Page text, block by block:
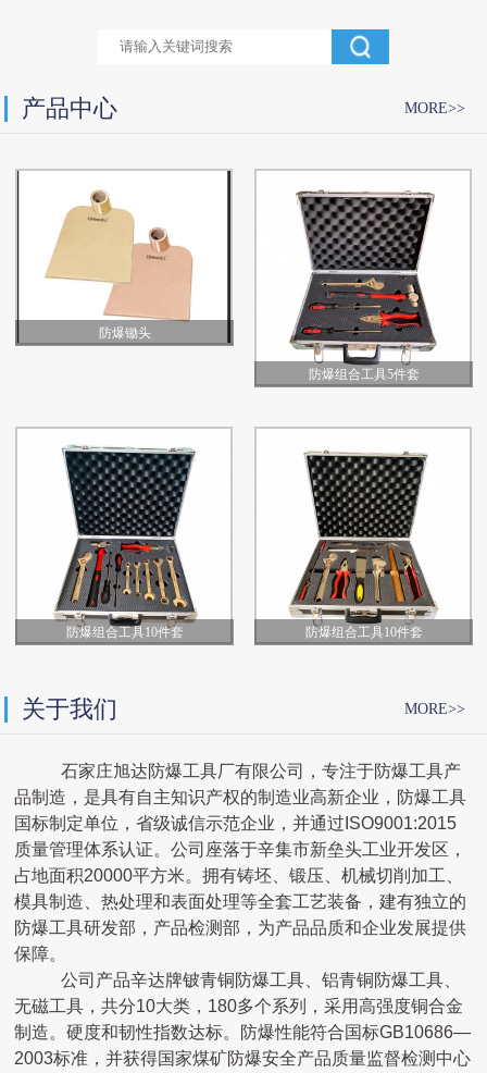
产品中心 MORE>>
防爆锄头
防爆组合工具5件套
防爆组合工具10件套 防爆组合工具10件套
关于我们 MORE>>
石家庄旭达防爆工具厂有限公司，专注于防爆工具产
品制造，是具有自主知识产权的制造业高新企业，防爆工具
国标制定单位，省级诚信示范企业，并通过ISO9001:2015
质量管理体系认证。公司座落于辛集市新垒头工业开发区，
占地面积20000平方米。拥有铸坯、锻压、机械切削 加工
模具制造、热处理和表面处理等全套工艺装备 ，建有独立的
防爆工具研发部，产品检测部，为产品品质和企业发展提供
保障。
公司产品辛达牌铍青铜防爆工具、铝青铜防爆工具、
无磁工具，共分10大类，180多个系列，采用高强度铜合金
制造。硬度和韧性指数达标。防爆性能符合国标GB10686—
2003标准，并获得国家煤矿防爆安全产品质量监督检测中心